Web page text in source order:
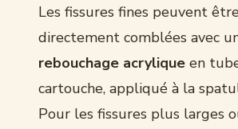
Les fissures fines peuvent
directement comblées avec
rebouchage acrylique en
cartouche, appliqué à la
Pour les fissures plus larges